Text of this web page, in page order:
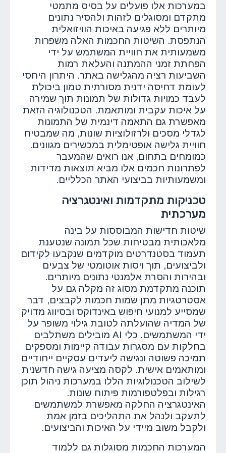
במערכות אלו פועלים על בסיס מתמטי
מתקדם ומסוגלים לזהות ולהסיר נתונים
מיותרים ללא פגיעה באיכות הוויזואלית
הנתפסת. השיטות החכמות האלה משפרות
משמעותית את חוויית המשתמש על ידי
הפחתת זמני ההמתנה והעלאת רמות
השביעות רציה מהגלישה באתר. היתרון היחסי
לעומת דחיסה ידנית מסורתית טמון ביכולת
לעבד כמויות גדולות של תמונות תוך שמירה
על איכות עקבית ומותאמת. הטכנולוגיה הזאת
מאפשרת גם התאמה דינמית של התמונות
לגדלי מסכים ולרזולוציות שונות, מה שמבטיח
חוויית גלישה אופטימלית במכשירים מגוונים.
כמומחים בתחום, אנו רואים שהמעבר
לפתרונות חכמים אלו מביא תוצאות מדידות
ומשמעותיות בביצועי האתר הכלליים.
טכניקות מתקדמות ואינטגרציה
מערכתית
שיטות חדישות המבוססות על בינה
מלאכותית מבטיחות שכל תמונה שנטענת
תעמוד בסטנדרטים מוקדמים שנקבעו לקידום
ולביצועים, תוך ויסות אוטומטי של צבעים
ובהירות והסרת אלמנטי נתונים מיותרים.
תוכנה מתקדמת מסוג זה מקלה גם על
אסטרטגיות מתן שמות חכמות לקבצים, דבר
שמסייע למנועי חיפוש באינדוקס ובסיווג מדויק
של המדיה שהועלתה לטובת גילוי משופר על
ידי המשתמשים. כלי AI מובילים משתלבים
בחלקות עם מסגרות עבודה קיימות ומספקים
תמיכה פשוטה ונגישה ליעדים עסקיים ייחודיים
ומותאמים אישית. לקסה מציעה גישה חדשנית
לשילוב הטכנולוגיות הללו במערכות ניהול תוכן
רגילות ובפלטפורמות פיתוח שונות.
האינטגרציה החלקה מאפשרת למשתמשים
לתעקב ולנהל את התהליכים בזמן אמת
ולקבל משוב מיידי על האיכות והביצועים.
המערכות החכמות מסוגלות גם ללמוד